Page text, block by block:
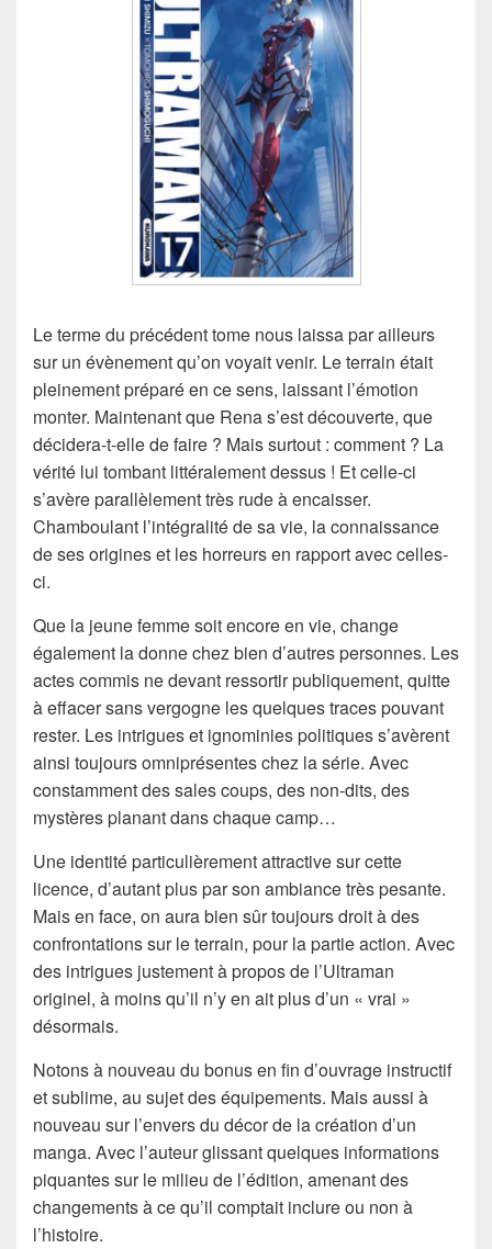
Le terme du précédent tome nous laissa par ailleurs
sur un évènement qu’on voyait venir. Le terrain était
pleinement préparé en ce sens, laissant l’émotion
monter. Maintenant que Rena s’est découverte, que
décidera-t-elle de faire ? Mais surtout : comment ? La
vérité lui tombant littéralement dessus ! Et celle-ci
s’avère parallèlement très rude à encaisser.
Chamboulant l’intégralité de sa vie, la connaissance
de ses origines et les horreurs en rapport avec celles-
ci.
Que la jeune femme soit encore en vie, change
également la donne chez bien d’autres personnes. Les
actes commis ne devant ressortir publiquement, quitte
à effacer sans vergogne les quelques traces pouvant
rester. Les intrigues et ignominies politiques s’avèrent
ainsi toujours omniprésentes chez la série. Avec
constamment des sales coups, des non-dits, des
mystères planant dans chaque camp…
Une identité particulièrement attractive sur cette
licence, d’autant plus par son ambiance très pesante.
Mais en face, on aura bien sûr toujours droit à des
confrontations sur le terrain, pour la partie action. Avec
des intrigues justement à propos de l’Ultraman
originel, à moins qu’il n’y en ait plus d’un « vrai »
désormais.
Notons à nouveau du bonus en fin d’ouvrage instructif
et sublime, au sujet des équipements. Mais aussi à
nouveau sur l’envers du décor de la création d’un
manga. Avec l’auteur glissant quelques informations
piquantes sur le milieu de l’édition, amenant des
changements à ce qu’il comptait inclure ou non à
l’histoire.